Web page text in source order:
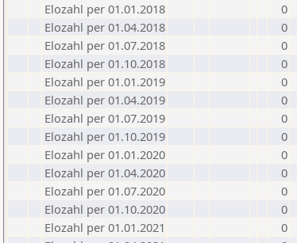
Elozahl per 01.01.2018
0
Elozahl per 01.04.2018
0
Elozahl per 01.07.2018
0
Elozahl per 01.10.2018
0
Elozahl per 01.01.2019
0
Elozahl per 01.04.2019
0
Elozahl per 01.07.2019
0
Elozahl per 01.10.2019
0
Elozahl per 01.01.2020
0
Elozahl per 01.04.2020
0
Elozahl per 01.07.2020
0
Elozahl per 01.10.2020
0
Elozahl per 01.01.2021
0